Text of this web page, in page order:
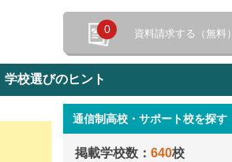
0 資料請求する（無料）
検索
学校選びのヒント
通信制高校・サポート校を探す
掲載学校数： 640校